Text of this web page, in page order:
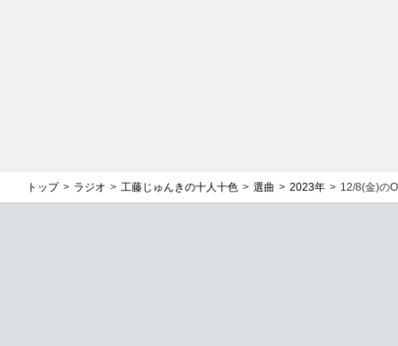
トップ ラジオ 工藤じゅんきの十人十色 選曲 2023年 12/8(金)の